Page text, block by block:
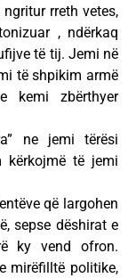
rreth vetes,
, ndërkaq
të tij. Jemi në
të shpikim armë
kemi zbërthyer
ne jemi tërësi
kërkojmë të jemi
që largohen
sepse dëshirat e
ky vend ofron.
mirëfilltë politike,